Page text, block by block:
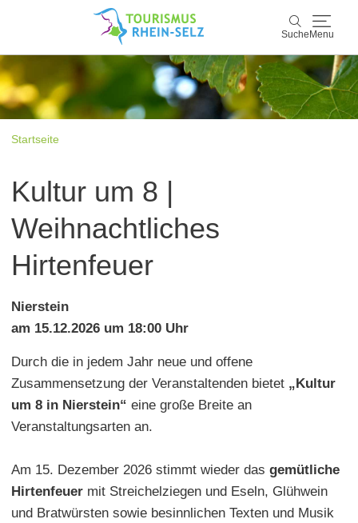
Suche Menu
Suche
Rhein-Selz
Kultur & Events
Startseite
Kultur um 8 |
Weihnachtliches
Hirtenfeuer
Nierstein
am 15.12.2026 um 18:00 Uhr
Durch die in jedem Jahr neue und offene
Zusammensetzung der Veranstaltenden bietet „Kultur
um 8 in Nierstein“ eine große Breite an
Veranstaltungsarten an.
Am 15. Dezember 2026 stimmt wieder das gemütliche
Hirtenfeuer mit Streichelziegen und Eseln, Glühwein
und Bratwürsten sowie besinnlichen Texten und Musik